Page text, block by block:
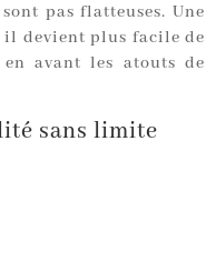
pas flatteuses. Une
il devient plus facile de
avant les atouts de
sans limite